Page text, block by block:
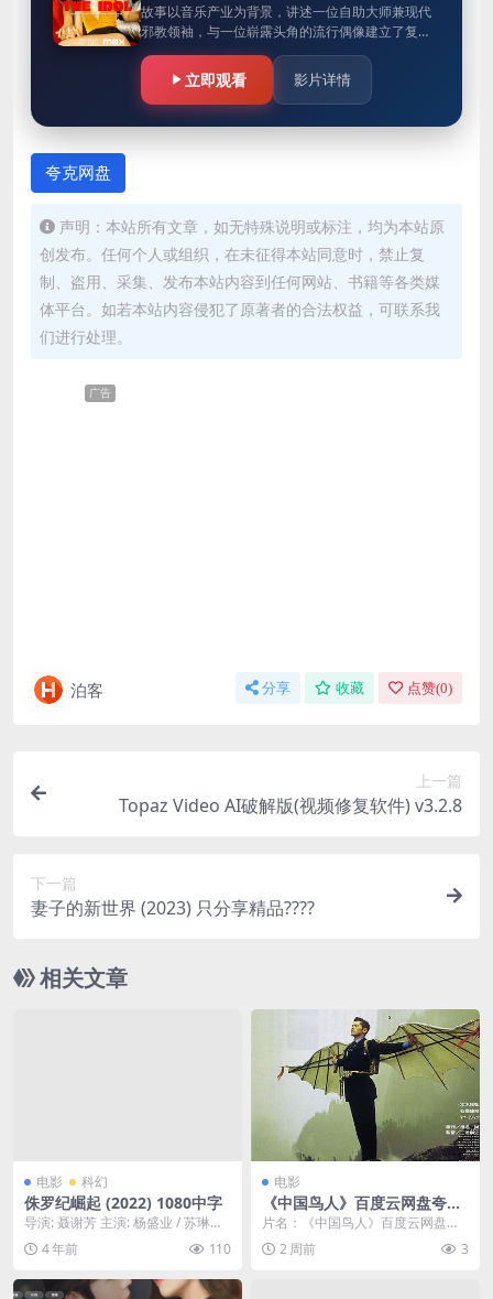
故事以音乐产业为背景，讲述一位自助大师兼现代
邪教领袖，与一位崭露头角的流行偶像建立了复杂
的关系。
立即观看 影片详情
夸克网盘
声明：本站所有文章，如无特殊说明或标注，均为本站原
创发布。任何个人或组织，在未征得本站同意时，禁止复
制、盗用、采集、发布本站内容到任何网站、书籍等各类媒
体平台。如若本站内容侵犯了原著者的合法权益，可联系我
们进行处理。
广告
泊客 分享 收藏 点赞(0)
上一篇
Topaz Video AI破解版(视频修复软件) v3.2.8
下一篇
妻子的新世界 (2023) 只分享精品????
相关文章
电影 科幻
侏罗纪崛起 (2022) 1080中字
导演: 聂谢芳 主演: 杨盛业 / 苏琳琳
制片国家/地区: 中国大陆 上映日
期...4 年前 110
电影
《中国鸟人》百度云网盘夸克
下载.阿里云盘.中字.(1998)
片名：《中国鸟人》百度云网盘夸
克下载.阿里云盘.中字.(1998) 分
类：电影 ...
2 周前 3